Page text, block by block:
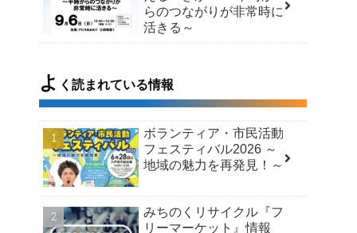
らのつながりが非常時に
活きる～
よ く読まれている情報
ボランティア・市民活動
フェスティバル2026 ～
地域の魅力を再発見！～
みちのくリサイクル『フ
リーマーケット』情報